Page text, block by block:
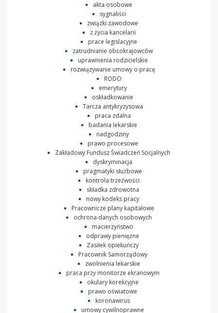
akta osobowe
sygnaliści
związki zawodowe
z życia kancelarii
prace legislacyjne
zatrudnianie obcokrajowców
uprawnienia rodzicielskie
rozwiązywanie umowy o pracę
RODO
emerytury
oskładkowanie
Tarcza antykryzysowa
praca zdalna
badania lekarskie
nadgodziny
prawo procesowe
Zakładowy Fundusz Świadczeń Socjalnych
dyskryminacja
pragmatyki służbowe
kontrola trzeźwości
składka zdrowotna
nowy kodeks pracy
Pracownicze plany kapitałowe
ochrona danych osobowych
macierzyństwo
odprawy pieniężne
Zasiłek opiekuńczy
Pracownik Samorządowy
zwolnienia lekarskie
praca przy monitorze ekranowym
okulary korekcyjne
prawo oświatowe
koronawirus
umowy cywilnoprawne